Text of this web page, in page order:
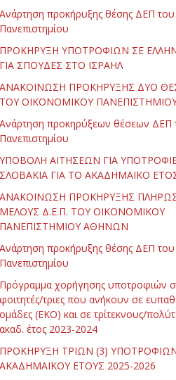
Ανάρτηση προκήρυξης θέσης ΔΕΠ του
Πανεπιστημίου
ΠΡΟΚΗΡΥΞΗ ΥΠΟΤΡΟΦΙΩΝ ΣΕ
ΓΙΑ ΣΠΟΥΔΕΣ ΣΤΟ ΙΣΡΑΗΛ
ΑΝΑΚΟΙΝΩΣΗ ΠΡΟΚΗΡΥΞΗΣ ΔΥΟ
ΤΟΥ ΟΙΚΟΝΟΜΙΚΟΥ
Ανάρτηση προκηρύξεων θέσεων ΔΕΠ
Πανεπιστημίου
ΥΠΟΒΟΛΗ ΑΙΤΗΣΕΩΝ ΓΙΑ
ΣΛΟΒΑΚΙΑ ΓΙΑ ΤΟ ΑΚΑΔΗΜΑΪΚΟ
ΑΝΑΚΟΙΝΩΣΗ ΠΡΟΚΗΡΥΞΗΣ
ΜΕΛΟΥΣ Δ.Ε.Π. ΤΟΥ ΟΙΚΟΝΟΜΙΚΟΥ
ΠΑΝΕΠΙΣΤΗΜΙΟΥ ΑΘΗΝΩΝ
Ανάρτηση προκήρυξης θέσης ΔΕΠ του
Πανεπιστημίου
Πρόγραμμα χορήγησης υποτροφιών
φοιτητές/τριες που ανήκουν σε
ομάδες (ΕΚΟ) και σε τρίτεκνους/
ακαδ. έτος 2023-2024
ΠΡΟΚΗΡΥΞΗ ΤΡΙΩΝ (3)
ΑΚΑΔΗΜΑΪΚΟΥ ΕΤΟΥΣ 2025-2026